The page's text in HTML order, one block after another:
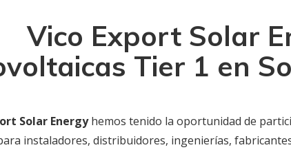
Vico Export Solar
Tier 1 en
Solar Energyhemos tenido la oportunidad de
instaladores, distribuidores, ingenierías,